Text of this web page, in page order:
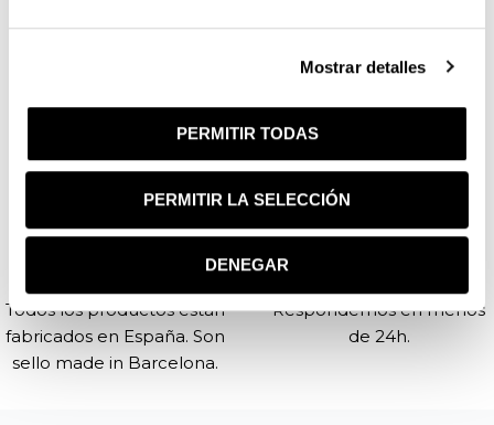
Mostrar detalles
PERMITIR TODAS
PERMITIR LA SELECCIÓN
DENEGAR
superiores a 25€.
Todos los productos están
fabricados en España. Son
sello made in Barcelona.
Respondemos en menos
de 24h.